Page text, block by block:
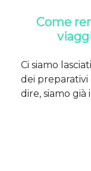
Come
Ci siamo
dei
dire, siamo già